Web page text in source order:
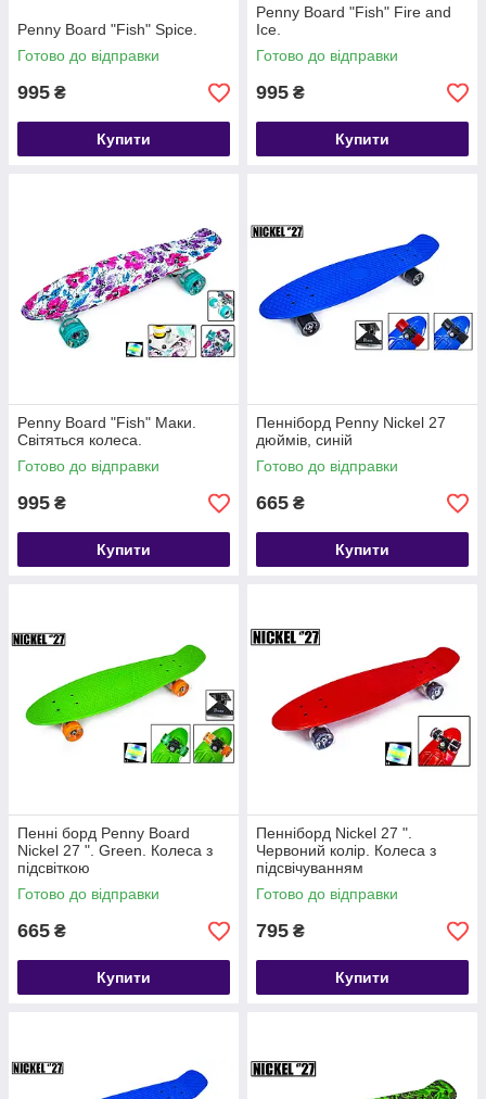
Penny Board "Fish" Spice.
Готово до відправки
995 ₴
Купити
Penny Board "Fish" Fire and
Ice.
Готово до відправки
995 ₴
Купити
Penny Board "Fish" Маки.
Світяться колеса.
Готово до відправки
995 ₴
Купити
Пенніборд Penny Nickel 27
дюймів, синій
Готово до відправки
665 ₴
Купити
Пенні борд Penny Board
Nickel 27 ". Green. Колеса з
підсвіткою
Готово до відправки
665 ₴
Купити
Пенніборд Nickel 27 ".
Червоний колір. Колеса з
підсвічуванням
Готово до відправки
795 ₴
Купити